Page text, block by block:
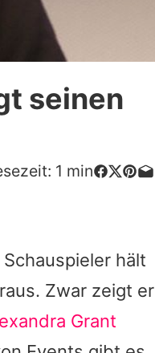
seinen
1 min
hält
Zwar zeigt er
Grant